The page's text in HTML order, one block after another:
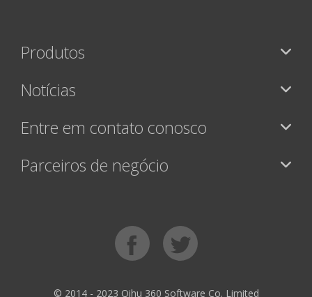
Produtos
Notícias
Entre em contato conosco
Parceiros de negócio
© 2014 - 2023 Qihu 360 Software Co. Limited